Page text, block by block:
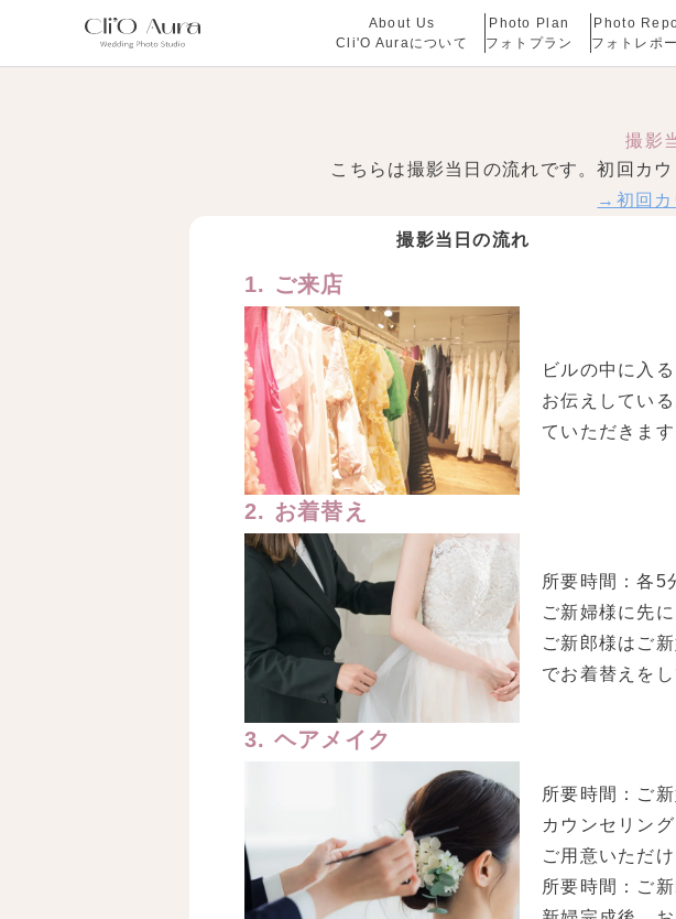
About Us
Cli'O Auraについて
Photo Plan
フォトプラン
Photo
フォトレポ
撮影
こちらは撮影当日の流れです。初回カ
→初回カ
撮影当日の流れ
1. ご来店
ビルの中に入
お伝えしてい
ていただきます
2. お着替え
所要時間：各5
ご新婦様に先
ご新郎様はご
でお着替えを
3. ヘアメイク
所要時間：ご
カウンセリン
ご用意いただ
所要時間：ご